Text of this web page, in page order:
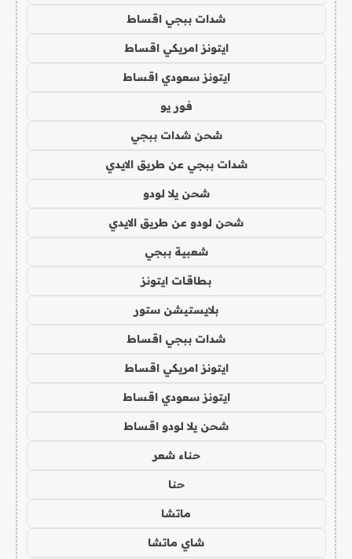
شدات ببجي اقساط
ايتونز امريكي اقساط
ايتونز سعودي اقساط
فور يو
شحن شدات ببجي
شدات ببجي عن طريق الايدي
شحن يلا لودو
شحن لودو عن طريق الايدي
شعبية ببجي
بطاقات ايتونز
بلايستيشن ستور
شدات ببجي اقساط
ايتونز امريكي اقساط
ايتونز سعودي اقساط
شحن يلا لودو اقساط
حناء شعر
حنا
ماتشا
شاي ماتشا